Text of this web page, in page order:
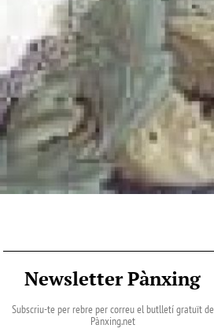
Newsletter Pànxing
Subscriu-te per rebre per correu el butlletí gratuït de
Pànxing.net​